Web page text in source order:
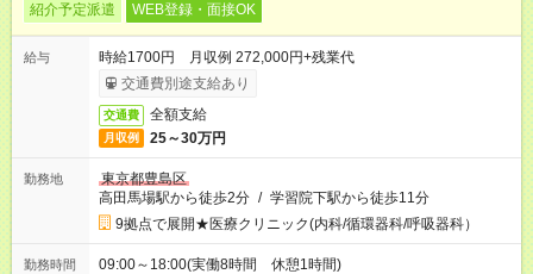
紹介予定派遣 WEB登録・面接OK
給与
時給1700円 月収例 272,000円+残業代
交通費別途支給あり
交通費 全額支給
月収例 25～30万円
勤務地
東京都豊島区
高田馬場駅から徒歩2分 / 学習院下駅から徒歩11分
9拠点で展開★医療クリニック(内科/循環器科/呼吸器科）
勤務時間 09:00～18:00(実働8時間 休憩1時間)